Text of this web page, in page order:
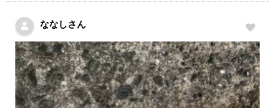
ななしさん